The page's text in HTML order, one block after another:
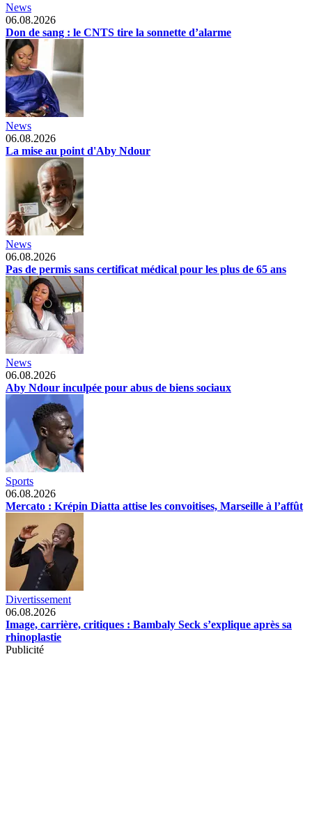
News
06.08.2026
Don de sang : le CNTS tire la sonnette d’alarme
News
06.08.2026
La mise au point d'Aby Ndour
News
06.08.2026
Pas de permis sans certificat médical pour les plus de 65 ans
News
06.08.2026
Aby Ndour inculpée pour abus de biens sociaux
Sports
06.08.2026
Mercato : Krépin Diatta attise les convoitises, Marseille à l’affût
Divertissement
06.08.2026
Image, carrière, critiques : Bambaly Seck s’explique après sa
rhinoplastie
Publicité